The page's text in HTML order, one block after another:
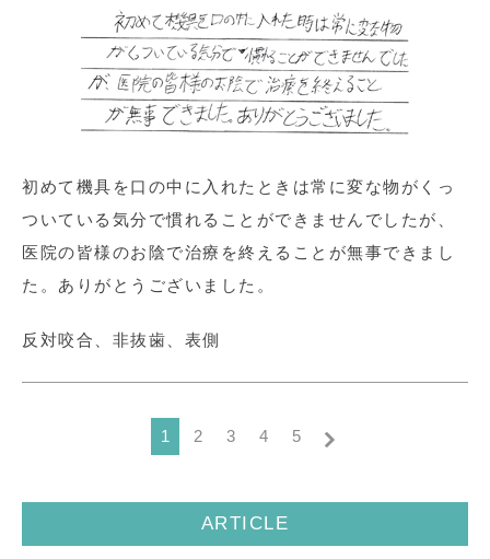
初めて機具を口の中に入れたときは常に変な物がくっ
ついている気分で慣れることができませんでしたが、
医院の皆様のお陰で治療を終えることが無事できまし
た。ありがとうございました。
反対咬合、非抜歯、表側
1 2 3 4 5
ARTICLE